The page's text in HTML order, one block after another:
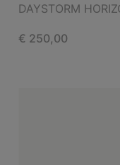
DAYSTORM
Regular price:
€ 250,00